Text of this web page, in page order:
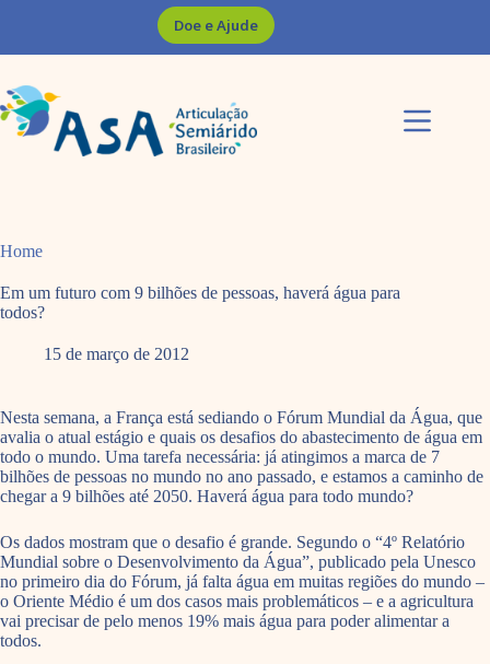
Doe e Ajude
Home
Em um futuro com 9 bilhões de pessoas, haverá água para
todos?
15 de março de 2012
Nesta semana, a França está sediando o Fórum Mundial da Água, que
avalia o atual estágio e quais os desafios do abastecimento de água em
todo o mundo. Uma tarefa necessária: já atingimos a marca de 7
bilhões de pessoas no mundo no ano passado, e estamos a caminho de
chegar a 9 bilhões até 2050. Haverá água para todo mundo?
Os dados mostram que o desafio é grande. Segundo o “4º Relatório
Mundial sobre o Desenvolvimento da Água”, publicado pela Unesco
no primeiro dia do Fórum, já falta água em muitas regiões do mundo –
o Oriente Médio é um dos casos mais problemáticos – e a agricultura
vai precisar de pelo menos 19% mais água para poder alimentar a
todos.